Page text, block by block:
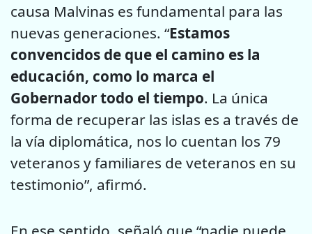
causa Malvinas es fundamental para las
nuevas generaciones. “Estamos
convencidos de que el camino es la
educación, como lo marca el
Gobernador todo el tiempo. La única
forma de recuperar las islas es a través de
la vía diplomática, nos lo cuentan los 79
veteranos y familiares de veteranos en su
testimonio”, afirmó.